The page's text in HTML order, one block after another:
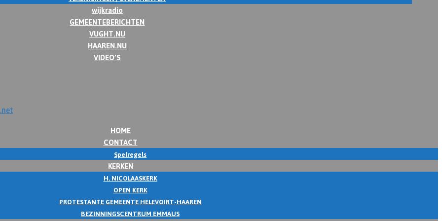
wijkradio
GEMEENTEBERICHTEN
VUGHT.NU
HAAREN.NU
VIDEO’S
HOME
CONTACT
Spelregels
KERKEN
H. NICOLAASKERK
OPEN KERK
PROTESTANTE GEMEENTE HELEVOIRT-HAAREN
BEZINNINGSCENTRUM EMMAUS